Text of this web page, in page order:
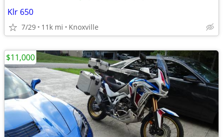
Klr 650
7/29 11k mi Knoxville
$11,000